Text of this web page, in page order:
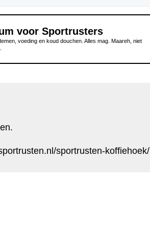
voor Sportrusters
voeding en koud douchen. Alles mag. Maareh, niet
sportrusten-koffiehoek/